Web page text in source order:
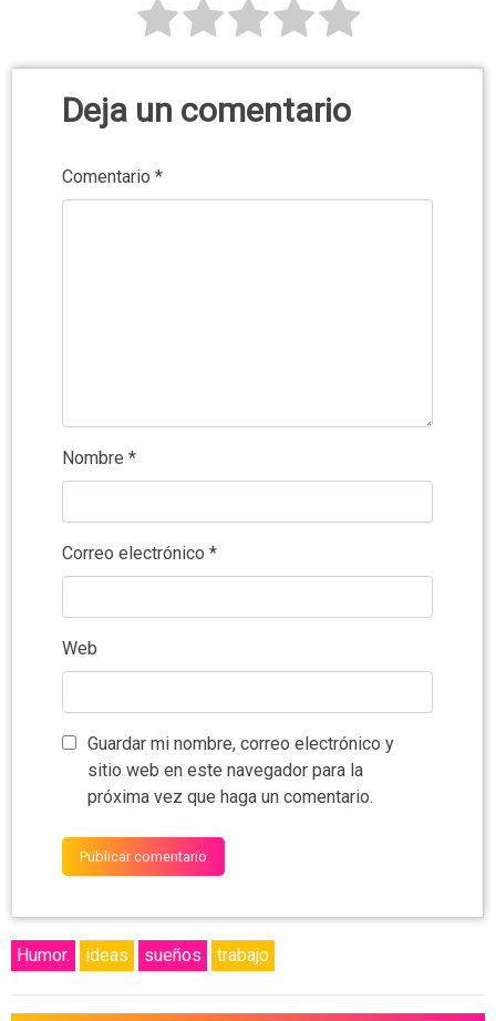
Deja un comentario
Comentario *
Nombre *
Correo electrónico *
Web
Guardar mi nombre, correo electrónico y
sitio web en este navegador para la
próxima vez que haga un comentario.
Humor. ideas sueños trabajo